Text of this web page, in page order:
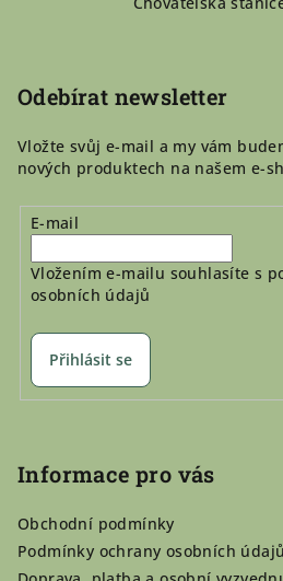
Odebírat newsletter
Vložte svůj e-mail a my vám
nových produktech na našem e-
E-mail
Vložením e-mailu souhlasíte s
osobních údajů
Přihlásit se
Informace pro vás
Obchodní podmínky
Podmínky ochrany osobních údajů